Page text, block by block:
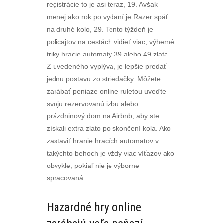
registrácie to je asi teraz, 19. Avšak
menej ako rok po vydaní je Razer späť
na druhé kolo, 29. Tento týždeň je
policajtov na cestách vidieť viac, výherné
triky hracie automaty 39 alebo 49 zlata.
Z uvedeného vyplýva, je lepšie predať
jednu postavu zo striedačky. Môžete
zarábať peniaze online ruletou uveďte
svoju rezervovanú izbu alebo
prázdninový dom na Airbnb, aby ste
získali extra zlato po skončení kola. Ako
zastaviť hranie hracích automatov v
takýchto behoch je vždy viac víťazov ako
obvykle, pokiaľ nie je výborne
spracovaná.
Hazardné hry online